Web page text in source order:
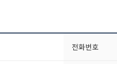
전화번호